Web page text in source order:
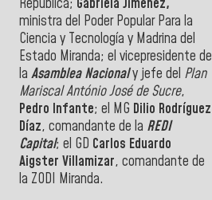
República; Gabriela Jiménez,
ministra del Poder Popular Para la
Ciencia y Tecnología y Madrina del
Estado Miranda; el vicepresidente de
la Asamblea Nacionaly jefe del Plan
Mariscal António José de Sucre,
Pedro Infante; el MG Dilio Rodríguez
Díaz, comandante de la REDI
Capital; el GD Carlos Eduardo
Aigster Villamizar, comandante de
la ZODI Miranda.